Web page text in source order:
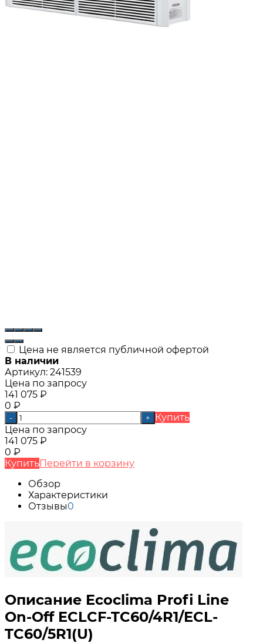
Цена не является публичной офертой
В наличии
Артикул: 241539
Цена по запросу
141 075 ₽
0 ₽
- +
Купить
Цена по запросу
141 075 ₽
0 ₽
КупитьПерейти в корзину
Обзор
Характеристики
Отзывы0
Описание Ecoclima Profi Line
On-Off ECLCF-TC60/4R1/ECL-
TC60/5R1(U)